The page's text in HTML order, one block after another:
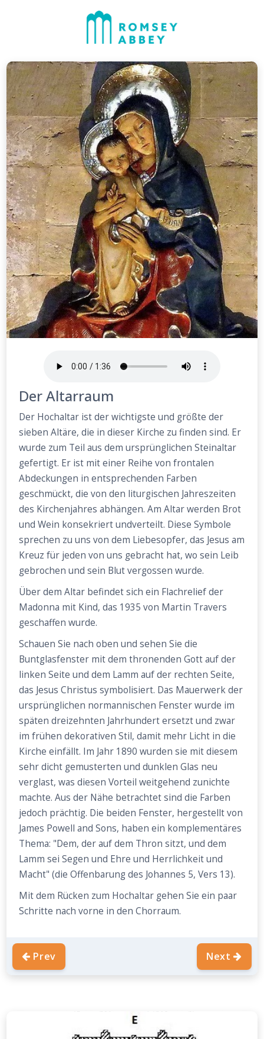
Der Altarraum
Der Hochaltar ist der wichtigste und größte der
sieben Altäre, die in dieser Kirche zu finden sind. Er
wurde zum Teil aus dem ursprünglichen Steinaltar
gefertigt. Er ist mit einer Reihe von frontalen
Abdeckungen in entsprechenden Farben
geschmückt, die von den liturgischen Jahreszeiten
des Kirchenjahres abhängen. Am Altar werden Brot
und Wein konsekriert undverteilt. Diese Symbole
sprechen zu uns von dem Liebesopfer, das Jesus am
Kreuz für jeden von uns gebracht hat, wo sein Leib
gebrochen und sein Blut vergossen wurde.
Über dem Altar befindet sich ein Flachrelief der
Madonna mit Kind, das 1935 von Martin Travers
geschaffen wurde.
Schauen Sie nach oben und sehen Sie die
Buntglasfenster mit dem thronenden Gott auf der
linken Seite und dem Lamm auf der rechten Seite,
das Jesus Christus symbolisiert. Das Mauerwerk der
ursprünglichen normannischen Fenster wurde im
späten dreizehnten Jahrhundert ersetzt und zwar
im frühen dekorativen Stil, damit mehr Licht in die
Kirche einfällt. Im Jahr 1890 wurden sie mit diesem
sehr dicht gemusterten und dunklen Glas neu
verglast, was diesen Vorteil weitgehend zunichte
machte. Aus der Nähe betrachtet sind die Farben
jedoch prächtig. Die beiden Fenster, hergestellt von
James Powell and Sons, haben ein komplementäres
Thema: "Dem, der auf dem Thron sitzt, und dem
Lamm sei Segen und Ehre und Herrlichkeit und
Macht" (die Offenbarung des Johannes 5, Vers 13).
Mit dem Rücken zum Hochaltar gehen Sie ein paar
Schritte nach vorne in den Chorraum.
Prev Next